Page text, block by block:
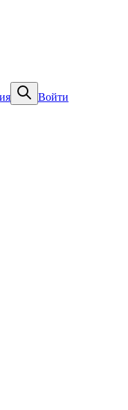
Войти